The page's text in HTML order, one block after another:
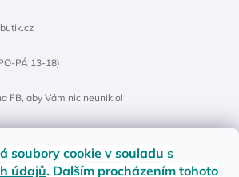
soubory cookie v souladu s
údajů. Dalším procházením tohoto
PÁ 13-18)
FB, aby Vám nic neuniklo!